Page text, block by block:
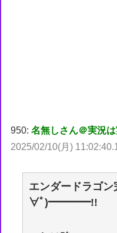
950:名無しさん＠実況
2025/02/10(月)
エンダードラゴ
∀ﾟ)━━━━!!